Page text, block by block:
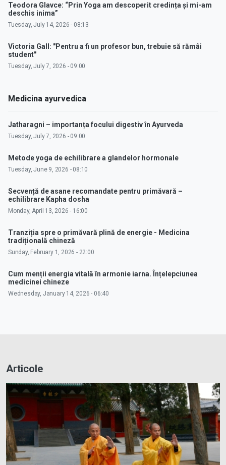
Teodora Glavce: “Prin Yoga am descoperit credința și mi-am
deschis inima”
Tuesday, July 14, 2026 - 08:13
Victoria Gall: "Pentru a fi un profesor bun, trebuie să rămâi
student"
Tuesday, July 7, 2026 - 09:00
Medicina ayurvedica
Jatharagni – importanța focului digestiv în Ayurveda
Tuesday, July 7, 2026 - 09:00
Metode yoga de echilibrare a glandelor hormonale
Tuesday, June 9, 2026 - 08:10
Secvență de asane recomandate pentru primăvară –
echilibrare Kapha dosha
Monday, April 13, 2026 - 16:00
Tranziția spre o primăvară plină de energie - Medicina
tradițională chineză
Sunday, February 1, 2026 - 22:00
Cum menții energia vitală în armonie iarna. Înțelepciunea
medicinei chineze
Wednesday, January 14, 2026 - 06:40
Articole